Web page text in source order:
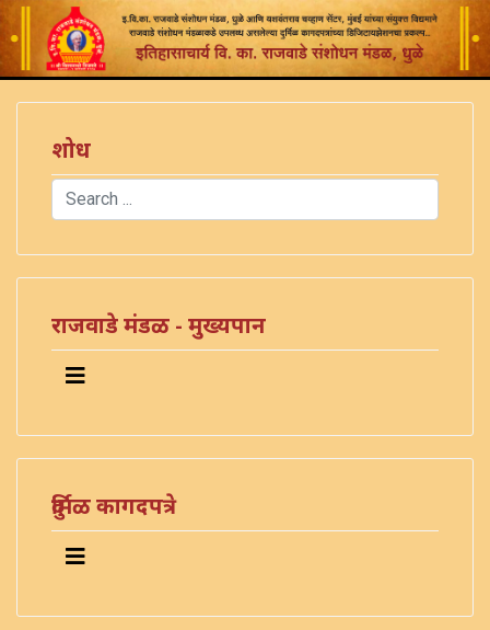
शोध
Search
राजवाडे मंडळ - मुख्यपान
दुर्मिळ कागदपत्रे